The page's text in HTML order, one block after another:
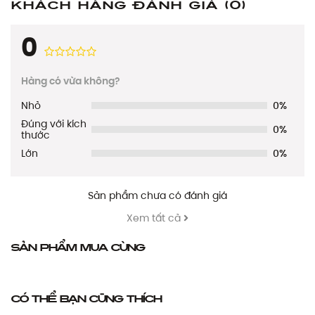
Khách hàng đánh giá (0)
0
Hàng có vừa không?
Nhỏ
0%
Đúng với kích
thước
0%
Lớn
0%
Sản phẩm chưa có đánh giá
Xem tất cả
Sản phẩm mua cùng
Có thể bạn cũng thích